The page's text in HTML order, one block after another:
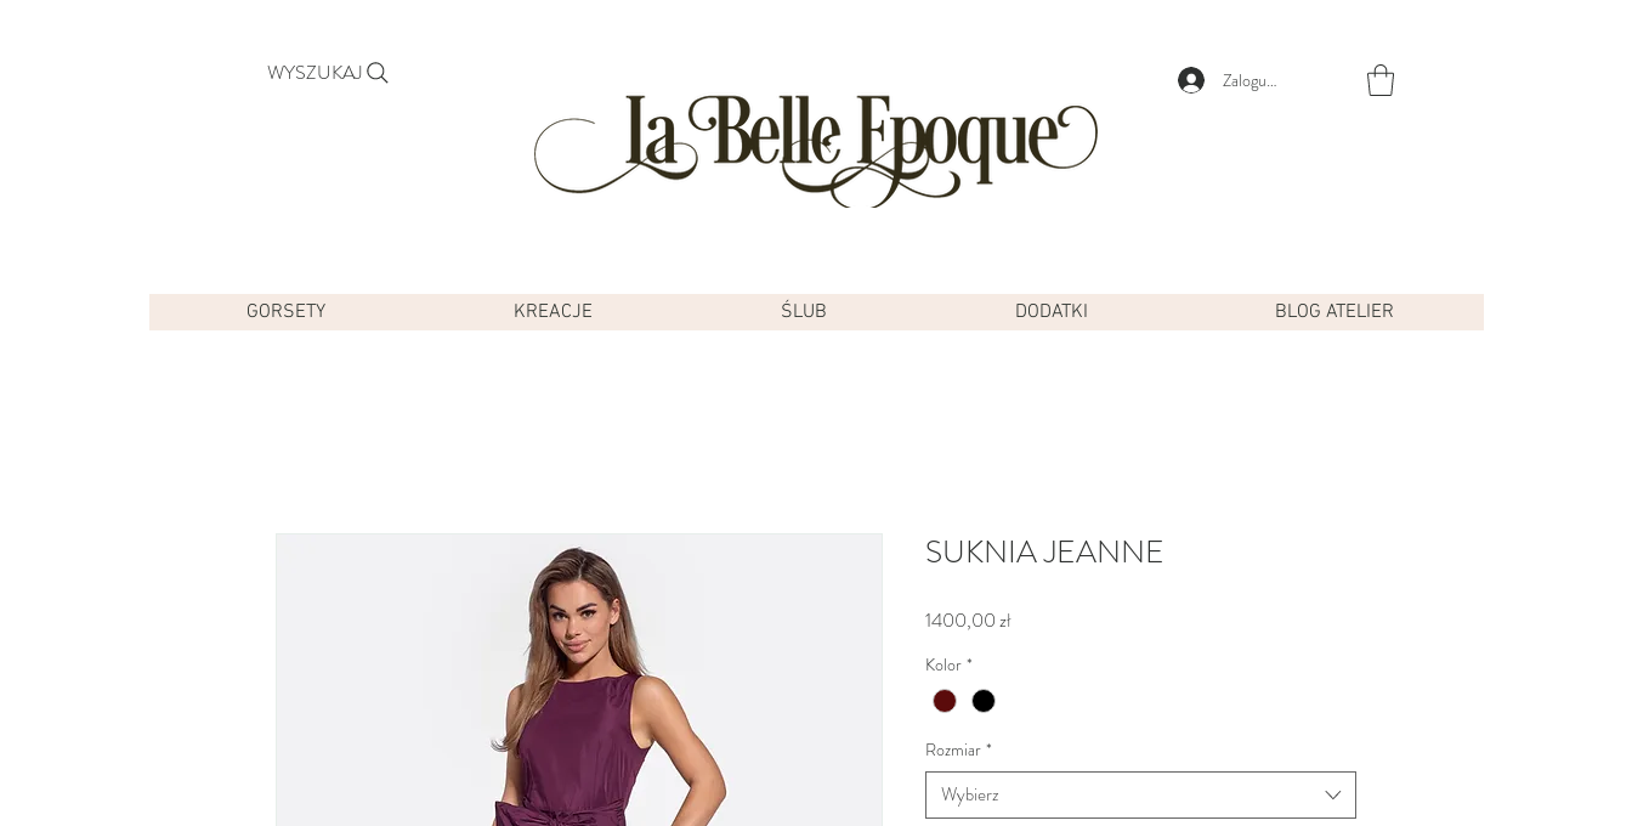
WYSZUKAJ Zaloguj się
GORSETY KREACJE ŚLUB DODATKI BLOG ATELIER
SUKNIA JEANNE
1400,00 złCena
Kolor *
Rozmiar *
Wybierz